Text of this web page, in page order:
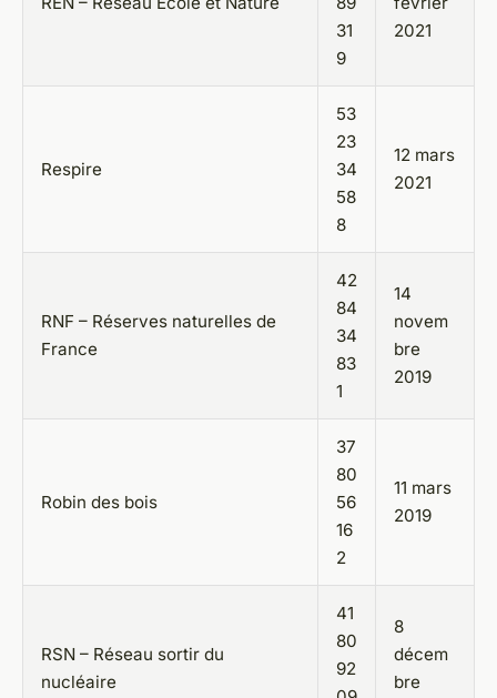
31
9
2021
Respire
53
23
34
58
8
12 mars
2021
RNF – Réserves naturelles de
France
42
84
34
83
1
14
novem
bre
2019
Robin des bois
37
80
56
16
2
11 mars
2019
RSN – Réseau sortir du
nucléaire
41
80
92
8
décem
bre